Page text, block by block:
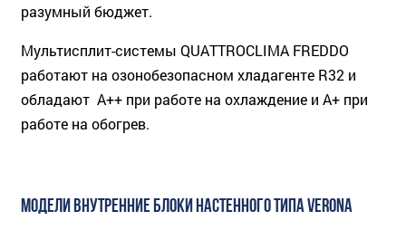
разумный бюджет.
Мультисплит-системы QUATTROCLIMA FREDDO
работают на озонобезопасном хладагенте R32 и
обладают А++ при работе на охлаждение и А+ при
работе на обогрев.
МОДЕЛИ ВНУТРЕННИЕ БЛОКИ НАСТЕННОГО ТИПА VERONA